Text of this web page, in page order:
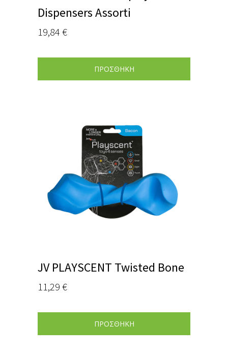
Dispensers Assorti
19,84 €
ΠΡΟΣΘΗΚΗ
JV PLAYSCENT Twisted Bone
11,29 €
ΠΡΟΣΘΗΚΗ